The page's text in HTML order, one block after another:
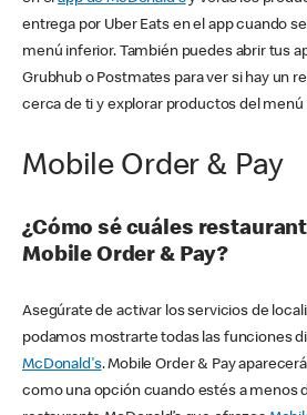
entrega por Uber Eats en el app cuando
menú inferior. También puedes abrir tus
Grubhub o Postmates para ver si hay un
cerca de ti y explorar productos del menú
Mobile Order & Pay
¿Cómo sé cuáles
Mobile Order & Pay?
Asegúrate de activar los servicios de
podamos mostrarte todas las funciones
McDonald's. Mobile Order & Pay
como una opción cuando estés a menos